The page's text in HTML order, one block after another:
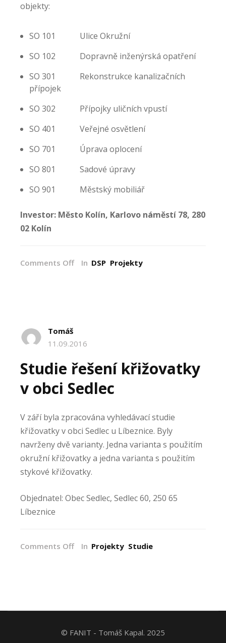
objekty:
SO 101 Ulice Okružní
SO 102 Dopravně inženýrská opatření
SO 301 Rekonstrukce kanalizačních
přípojek
SO 302 Přípojky uličních vpustí
SO 401 Veřejné osvětlení
SO 701 Úprava oplocení
SO 801 Sadové úpravy
SO 901 Městský mobiliář
Investor: Město Kolín, Karlovo náměstí 78, 280
02 Kolín
Comments Offon
a
In DSP Projekty
Tomáš
11.09.2016
Studie řešení křižovatky
v obci Sedlec
V září byla zpracována vyhledávací studie
křižovatky v obci Sedlec u Líbeznice. Byly
navrženy dvě varianty. Jedna varianta s použitím
okružní křižovatky a jedna varianta s použitím
stykové křižovatky.
Objednatel: Obec Sedlec, Sedlec 60, 250 65
Líbeznice
Comments Offon
Sedlec
In Projekty Studie
© FANIT - Tomáš Kapal. 2025